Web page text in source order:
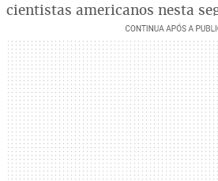
cientistas americanos nesta